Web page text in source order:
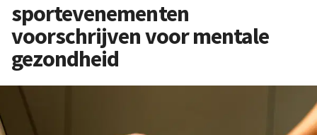
sportevenementen
voorschrijven voor mentale
gezondheid